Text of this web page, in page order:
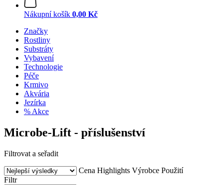
Nákupní košík 0,00 Kč
Značky
Rostliny
Substráty
Vybavení
Technologie
Péče
Krmivo
Akvária
Jezírka
% Akce
Microbe-Lift - příslušenství
Filtrovat a seřadit
Cena Highlights Výrobce Použití
Filtr